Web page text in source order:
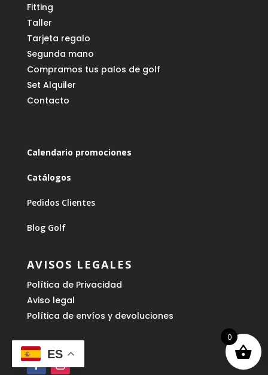
Fitting
Taller
Tarjeta regalo
Segunda mano
Compramos tus palos de golf
Set Alquiler
Contacto
Calendario promociones
Catálogos
Pedidos Clientes
Blog Golf
AVISOS LEGALES
Política de Privacidad
Aviso legal
Política de envíos y devoluciones
ES
0